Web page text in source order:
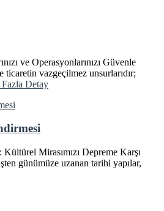
ve Operasyonlarınızı Güvenle
vazgeçilmez unsurlarıdır;
Detay
Mirasımızı Depreme Karşı
günümüze uzanan tarihi yapılar,